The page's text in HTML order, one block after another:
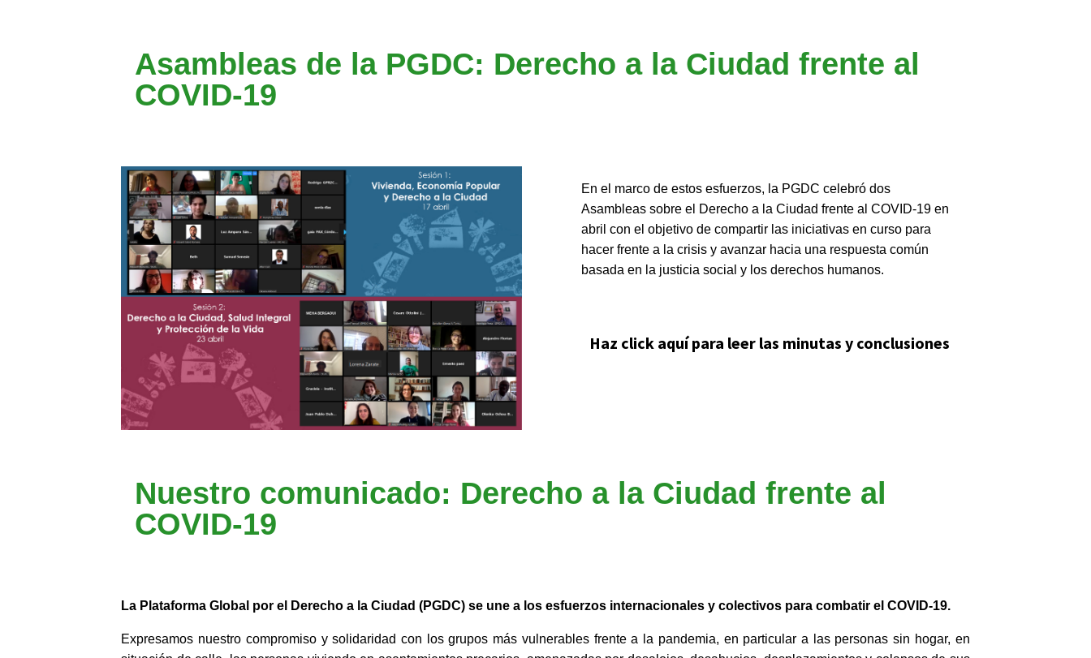
Asambleas de la PGDC: Derecho a la Ciudad frente al
COVID-19
En el marco de estos esfuerzos, la PGDC celebró dos
Asambleas sobre el Derecho a la Ciudad frente al COVID-19 en
abril con el objetivo de compartir las iniciativas en curso para
hacer frente a la crisis y avanzar hacia una respuesta común
basada en la justicia social y los derechos humanos.
Haz click aquí para leer las minutas y conclusiones
Nuestro comunicado: Derecho a la Ciudad frente al
COVID-19
La Plataforma Global por el Derecho a la Ciudad (PGDC) se une a los esfuerzos internacionales y colectivos para combatir el COVID-19.
Expresamos nuestro compromiso y solidaridad con los grupos más vulnerables frente a la pandemia, en particular a las personas sin hogar, en